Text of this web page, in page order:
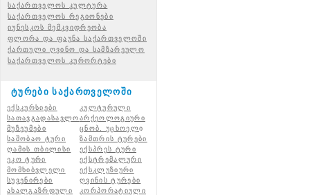
საქართველოს კულტურა
საქართველოს რეგიონები
იუნესკოს მემკვიდრეობა
ფლორა და ფაუნა საქართველოში
ქართული ღვინო და სამზარეულო
საქართველოს კურორტები
ტურები საქართველოში
ექსკურსიები
კულტურული
სათავგადასავლოარქეოლოგიური
მუზეუმები
ცნობ. უცხოელი
საშობაო ტური
ზამთრის ტურები
ღამის თბილისი
ექსპრეს ტური
ეკო ტური
ექსტრემალური
მომხიბვლელი
ექსკლუზიური
სუვენირები
ღვინის ტურები
ახალგაზრდული
კორპორატიული